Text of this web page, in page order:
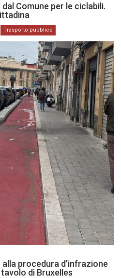
Comune per le ciclabili.
Trasporto pubblico
procedura d’infrazione
di Bruxelles